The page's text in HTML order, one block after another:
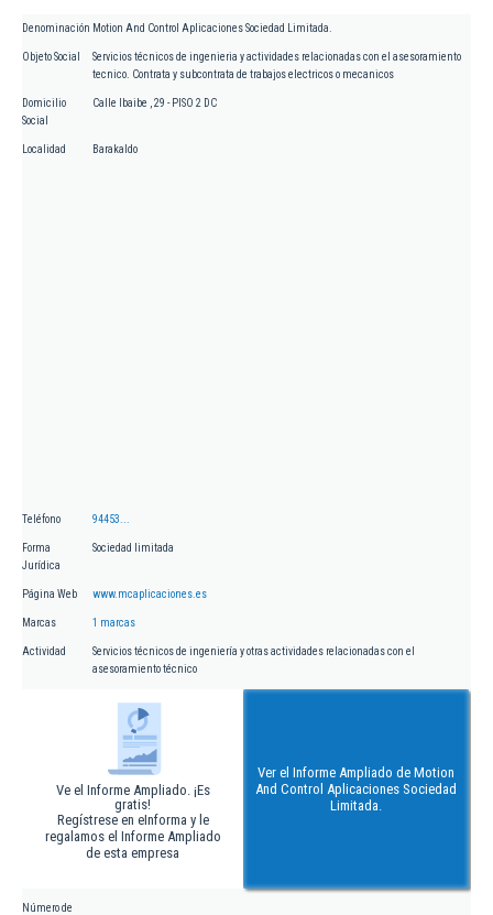
Denominación Motion And Control Aplicaciones Sociedad Limitada.
Objeto Social
Servicios técnicos de ingenieria y actividades relacionadas con el asesoramiento
tecnico. Contrata y subcontrata de trabajos electricos o mecanicos
Domicilio
Social
Calle Ibaibe , 29 - PISO 2 DC
Localidad Barakaldo
Teléfono 94453...
Forma
Jurídica
Sociedad limitada
Página Web www.mcaplicaciones.es
Marcas 1 marcas
Actividad
Servicios técnicos de ingeniería y otras actividades relacionadas con el
asesoramiento técnico
Ve el Informe Ampliado. ¡Es
gratis!
Regístrese en eInforma y le
regalamos el Informe Ampliado
de esta empresa
Ver el Informe Ampliado de Motion
And Control Aplicaciones Sociedad
Limitada.
Número de